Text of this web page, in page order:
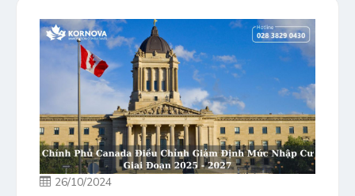
26/10/2024